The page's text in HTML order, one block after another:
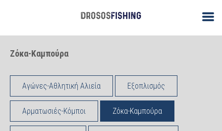
Ζόκα-Καμπούρα
Αγώνες-Αθλητική Αλιεία Εξοπλισμός
Αρματωσιές-Κόμποι Ζόκα-Καμπούρα